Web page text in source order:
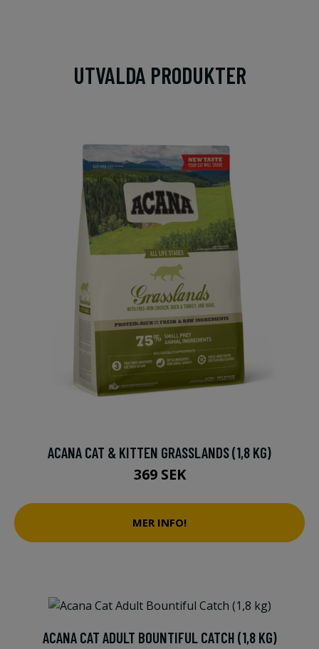
UTVALDA PRODUKTER
ACANA CAT & KITTEN GRASSLANDS (1,8 KG)
369 SEK
MER INFO!
ACANA CAT ADULT BOUNTIFUL CATCH (1,8 KG)